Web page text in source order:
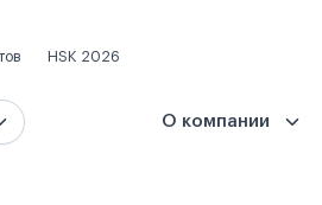
HSK 2026
О компании